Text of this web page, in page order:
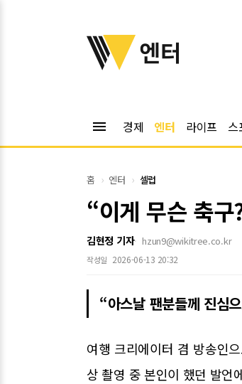
위키트리
엔터
menu 경제 엔터 라이프 스
홈 엔터 셀럽
“이게 무슨 축
김현정 기자 hzun9@wikitree.co.kr
작성일 2026-06-13 20:32
“아스날 팬분들께 진심
여행 크리에이터 겸 방송인
상 촬영 중 본인이 했던 발언